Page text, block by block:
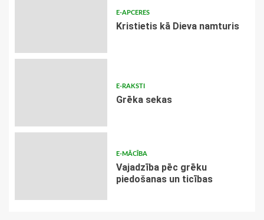
E-APCERES
Kristietis kā Dieva namturis
E-RAKSTI
Grēka sekas
E-MĀCĪBA
Vajadzība pēc grēku
piedošanas un ticības